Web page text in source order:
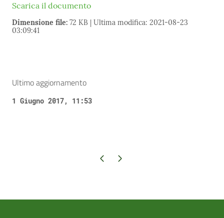
Scarica il documento
Dimensione file: 72 KB | Ultima modifica: 2021-08-23
03:09:41
Ultimo aggiornamento
1 Giugno 2017, 11:53
Pagina precedente
Pagina successiva